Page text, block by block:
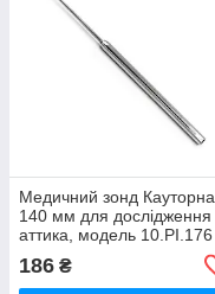
Медичний зонд Кауторна
140 мм для дослідження
аттика, модель 10.PI.176
186 ₴